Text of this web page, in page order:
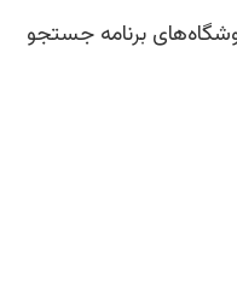
برنامه جستجو